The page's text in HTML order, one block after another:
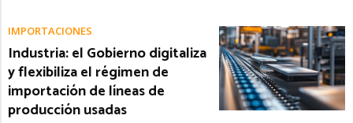
IMPORTACIONES
Industria: el Gobierno digitaliza
y flexibiliza el régimen de
importación de líneas de
producción usadas